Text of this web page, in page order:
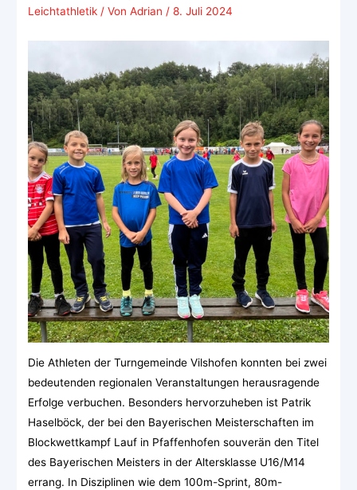
Leichtathletik/ Von Adrian / 8. Juli 2024
Die Athleten der Turngemeinde Vilshofen konnten bei zwei
bedeutenden regionalen Veranstaltungen herausragende
Erfolge verbuchen. Besonders hervorzuheben ist Patrik
Haselböck, der bei den Bayerischen Meisterschaften im
Blockwettkampf Lauf in Pfaffenhofen souverän den Titel
des Bayerischen Meisters in der Altersklasse U16/M14
errang. In Disziplinen wie dem 100m-Sprint, 80m-